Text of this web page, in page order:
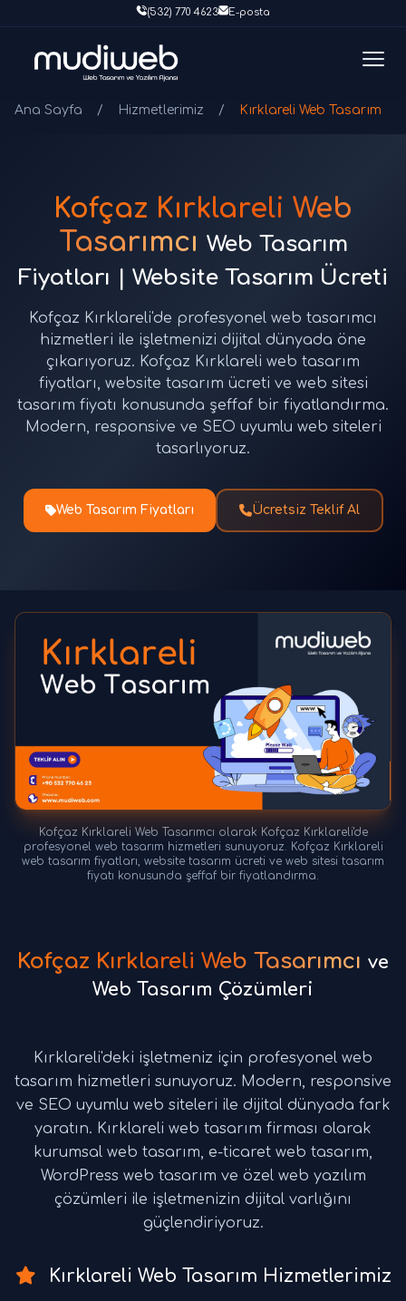
(532) 770 4623 E-posta
Ana Sayfa / Hizmetlerimiz / Kırklareli Web Tasarım
Kofçaz Kırklareli Web
Tasarımcı Web Tasarım
Fiyatları | Website Tasarım Ücreti
Kofçaz Kırklareli'de profesyonel web tasarımcı
hizmetleri ile işletmenizi dijital dünyada öne
çıkarıyoruz. Kofçaz Kırklareli web tasarım
fiyatları, website tasarım ücreti ve web sitesi
tasarım fiyatı konusunda şeffaf bir fiyatlandırma.
Modern, responsive ve SEO uyumlu web siteleri
tasarlıyoruz.
Web Tasarım Fiyatları Ücretsiz Teklif Al
Kofçaz Kırklareli Web Tasarımcı olarak Kofçaz Kırklareli'de
profesyonel web tasarım hizmetleri sunuyoruz. Kofçaz Kırklareli
web tasarım fiyatları, website tasarım ücreti ve web sitesi tasarım
fiyatı konusunda şeffaf bir fiyatlandırma.
Kofçaz Kırklareli Web Tasarımcı ve
Web Tasarım Çözümleri
Kırklareli'deki işletmeniz için profesyonel web
tasarım hizmetleri sunuyoruz. Modern, responsive
ve SEO uyumlu web siteleri ile dijital dünyada fark
yaratın. Kırklareli web tasarım firması olarak
kurumsal web tasarım, e-ticaret web tasarım,
WordPress web tasarım ve özel web yazılım
çözümleri ile işletmenizin dijital varlığını
güçlendiriyoruz.
Kırklareli Web Tasarım Hizmetlerimiz